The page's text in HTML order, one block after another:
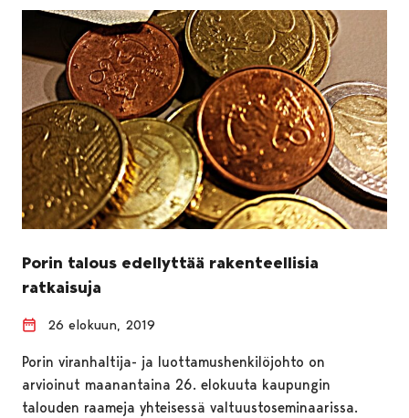
Porin talous edellyttää rakenteellisia
ratkaisuja
26 elokuun, 2019
Porin viranhaltija- ja luottamushenkilöjohto on
arvioinut maanantaina 26. elokuuta kaupungin
talouden raameja yhteisessä valtuustoseminaarissa.